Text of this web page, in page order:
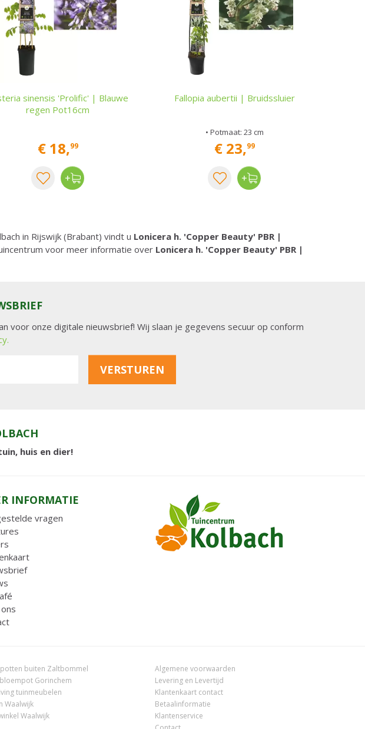
sinensis 'Prolific' | Blauwe
regen Pot16cm
€ 18,99
Fallopia aubertii | Bruidssluier
• Potmaat: 23 cm
€ 23,99
in Rijswijk (Brabant) vindt u Lonicera h. 'Copper Beauty' PBR |
voor meer informatie over Lonicera h. 'Copper Beauty' PBR |
voor onze digitale nieuwsbrief! Wij slaan je gegevens secuur op conform
huis en dier!
INFORMATIE
vragen
buiten Zaltbommel
Gorinchem
tuinmeubelen
Waalwijk
Waalwijk
Algemene voorwaarden
Levering en Levertijd
Klantenkaart contact
Betaalinformatie
Klantenservice